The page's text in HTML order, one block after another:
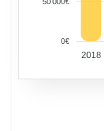
0€
2018